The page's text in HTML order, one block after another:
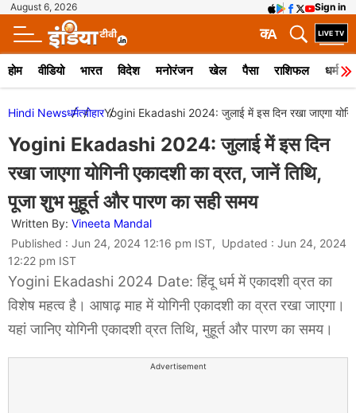
August 6, 2026 Sign in
A
क
होम वीडियो भारत विदेश मनोरंजन खेल पैसा राशिफल धर्म
Hindi Newsधर्मत्योहारYogini Ekadashi 2024: जुलाई में इस दिन रखा जाएगा
Yogini Ekadashi 2024: जुलाई में इस दिन
रखा जाएगा योगिनी एकादशी का व्रत, जानें तिथि,
पूजा शुभ मुहूर्त और पारण का सही समय
Written By: Vineeta Mandal
Published : Jun 24, 2024 12:16 pm IST, Updated : Jun 24, 2024
12:22 pm IST
Yogini Ekadashi 2024 Date: हिंदू धर्म में एकादशी व्रत का
विशेष महत्व है। आषाढ़ माह में योगिनी एकादशी का व्रत रखा जाएगा।
यहां जानिए योगिनी एकादशी व्रत तिथि, मुहूर्त और पारण का समय।
Advertisement